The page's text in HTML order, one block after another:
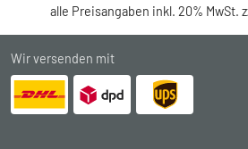
alle Preisangaben inkl. 20% MwSt.
Wir versenden mit